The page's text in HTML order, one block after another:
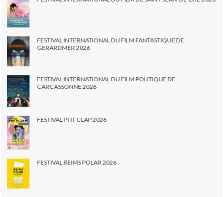
FESTIVAL INTERNATIONAL DU FILM FANTASTIQUE DE
GERARDMER 2026
FESTIVAL INTERNATIONAL DU FILM POLITIQUE DE
CARCASSONNE 2026
FESTIVAL PTIT CLAP 2026
FESTIVAL REIMS POLAR 2026